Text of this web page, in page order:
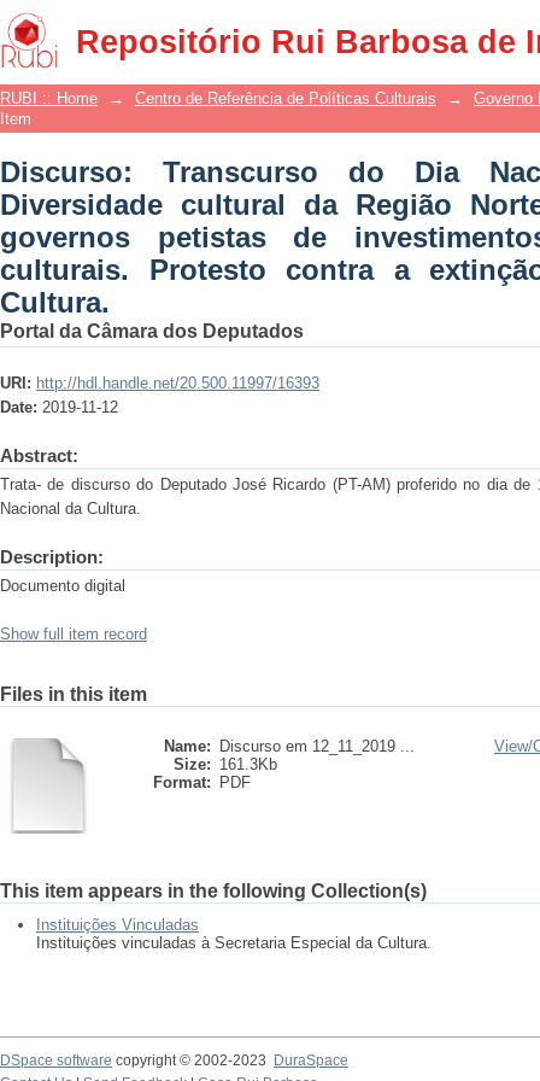
Repositório Rui Barbosa de
Discurso: Transcurso do Dia
Norte. Realização pelos governos
culturais. Protesto contra a extinção
RUBI :: Home → Centro de Referência de Políticas Culturais →
Governo
Item
Discurso: Transcurso do Dia
Diversidade cultural da Região
governos petistas de
culturais. Protesto contra a
Cultura.
Portal da Câmara dos Deputados
URI: http://hdl.handle.net/20.500.11997/16393
Date: 2019-11-12
Abstract:
Trata- de discurso do Deputado José Ricardo (PT-AM) proferido no dia
Nacional da Cultura.
Description:
Documento digital
Show full item record
Files in this item
Name:
Discurso em 12_11_2019 ...
Size: 161.3Kb
Format:
PDF
View/
This item appears in the following Collection(s)
Instituições Vinculadas
Instituições vinculadas à Secretaria Especial da Cultura.
DSpace software copyright © 2002-2023
DuraSpace